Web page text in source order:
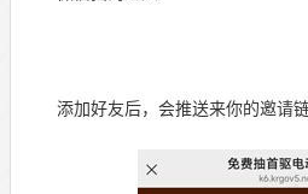
添加好友后，会推送来你的邀请